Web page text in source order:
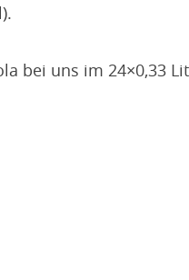
bei uns im 24×0,33